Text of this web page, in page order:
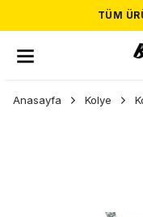
TÜM
Anasayfa Kolye